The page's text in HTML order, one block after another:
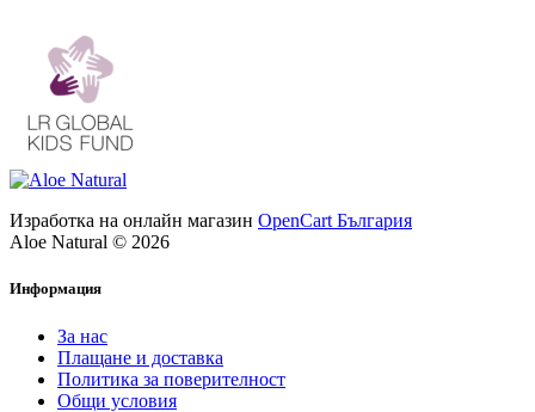
Изработка на онлайн магазин OpenCart България
Aloe Natural © 2026
Информация
За нас
Плащане и доставка
Политика за поверителност
Общи условия